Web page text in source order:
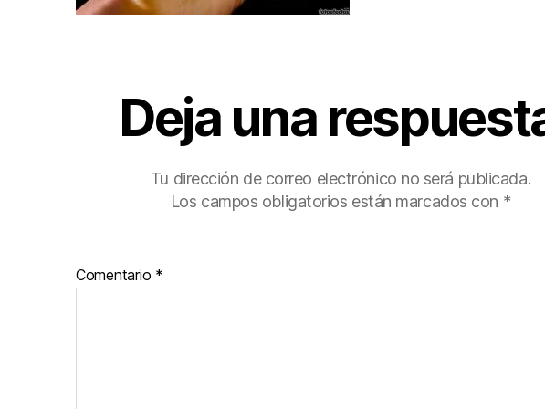
Deja una
Tu dirección de correo electrónico no será publicada.
Los campos obligatorios están marcados con *
Comentario *